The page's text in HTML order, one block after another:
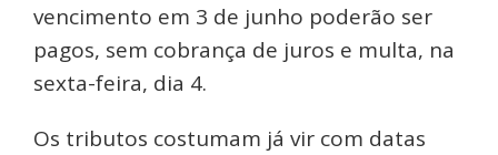
vencimento em 3 de junho poderão ser
pagos, sem cobrança de juros e multa, na
sexta-feira, dia 4.
Os tributos costumam já vir com datas